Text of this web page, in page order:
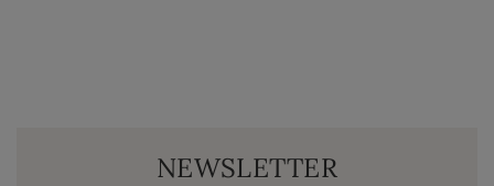
NEWSLETTER